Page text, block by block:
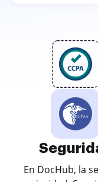
En DocHub, la